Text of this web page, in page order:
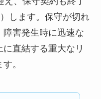
します。保守が切れ
害発生時に迅速な
直結する重大なリ
。